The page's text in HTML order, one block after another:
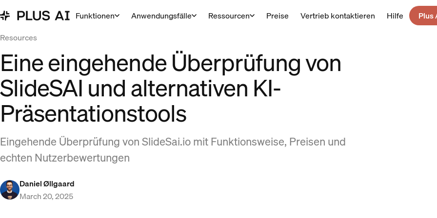
Funktionen Anwendungsfälle Ressourcen Preise Vertrieb kontaktieren Hilfe
Plus
Resources
Eine eingehende Überprüfung von
SlideSAI und alternativen KI-
Präsentationstools
Eingehende Überprüfung von SlideSai.io mit Funktionsweise, Preisen und
echten Nutzerbewertungen
Daniel Øllgaard
March 20, 2025